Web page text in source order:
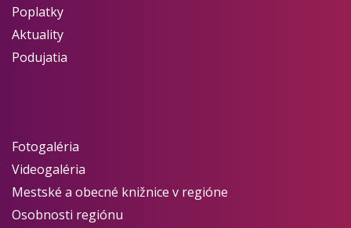
Poplatky
Aktuality
Podujatia
Fotogaléria
Videogaléria
Mestské a obecné knižnice v regióne
Osobnosti regiónu